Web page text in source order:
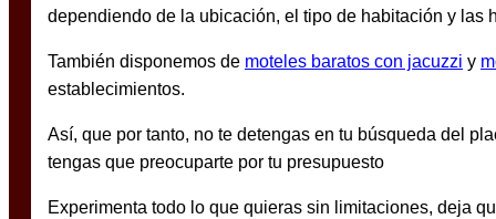
dependiendo de la ubicación, el tipo de habitación y las
También disponemos de moteles baratos con jacuzzi y
establecimientos.
Así, que por tanto, no te detengas en tu búsqueda del
tengas que preocuparte por tu presupuesto
Experimenta todo lo que quieras sin limitaciones, deja